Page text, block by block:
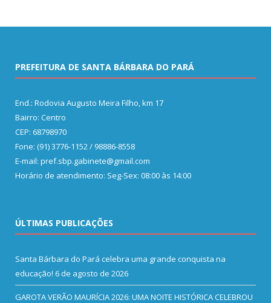
PREFEITURA DE SANTA BÁRBARA DO PARÁ
End.: Rodovia Augusto Meira Filho, km 17
Bairro: Centro
CEP: 68798970
Fone: (91) 3776-1152 / 98886-8558
E-mail: pref.sbp.gabinete@gmail.com
Horário de atendimento: Seg-Sex: 08:00 às 14:00
ÚLTIMAS PUBLICAÇÕES
Santa Bárbara do Pará celebra uma grande conquista na
educação! 6 de agosto de 2026
GAROTA VERÃO MAURÍCIA 2026: UMA NOITE HISTÓRICA CELEBROU